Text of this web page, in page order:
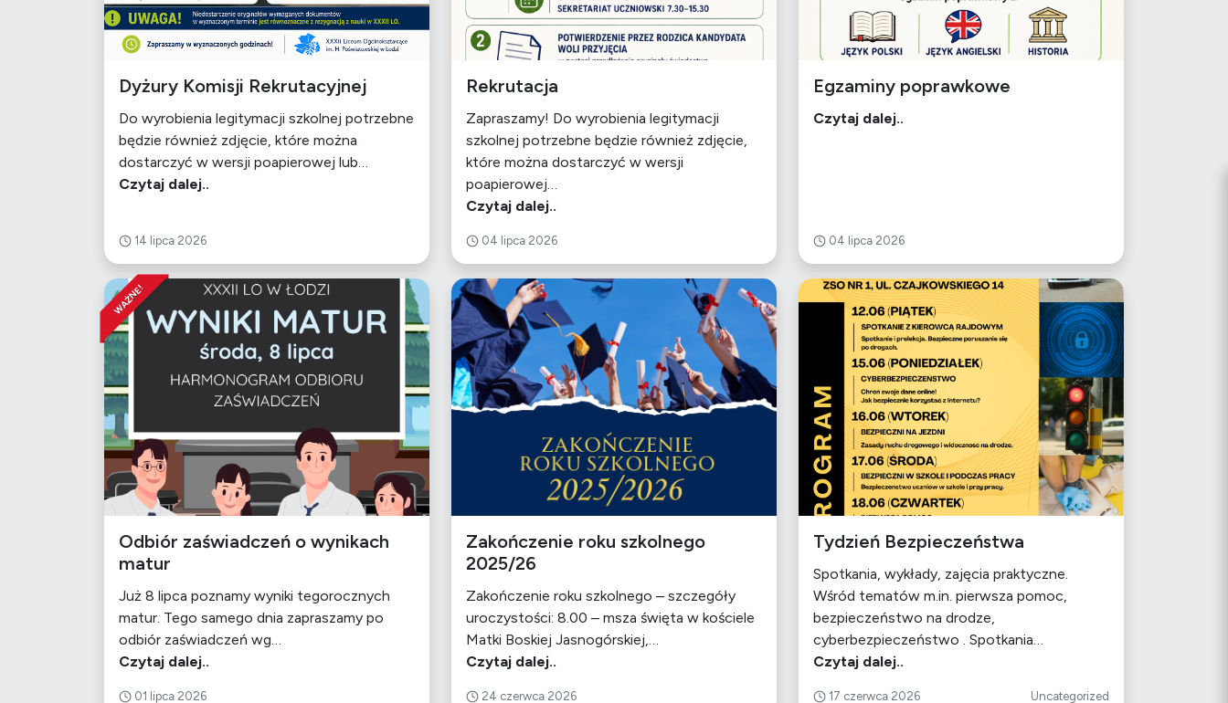
Dyżury Komisji Rekrutacyjnej
Do wyrobienia legitymacji szkolnej potrzebne
będzie również zdjęcie, które można
dostarczyć w wersji poapierowej lub…
Czytaj dalej..
14 lipca 2026
Rekrutacja
Zapraszamy! Do wyrobienia legitymacji
szkolnej potrzebne będzie również zdjęcie,
które można dostarczyć w wersji
poapierowej…
Czytaj dalej..
04 lipca 2026
Egzaminy poprawkowe
Czytaj dalej..
04 lipca 2026
WAŻNE!
Odbiór zaświadczeń o wynikach
matur
Już 8 lipca poznamy wyniki tegorocznych
matur. Tego samego dnia zapraszamy po
odbiór zaświadczeń wg…
Czytaj dalej..
01 lipca 2026
Zakończenie roku szkolnego
2025/26
Zakończenie roku szkolnego – szczegóły
uroczystości: 8.00 – msza święta w kościele
Matki Boskiej Jasnogórskiej,…
Czytaj dalej..
24 czerwca 2026
Tydzień Bezpieczeństwa
Spotkania, wykłady, zajęcia praktyczne.
Wśród tematów m.in. pierwsza pomoc,
bezpieczeństwo na drodze,
cyberbezpieczeństwo . Spotkania…
Czytaj dalej..
17 czerwca 2026 Uncategorized